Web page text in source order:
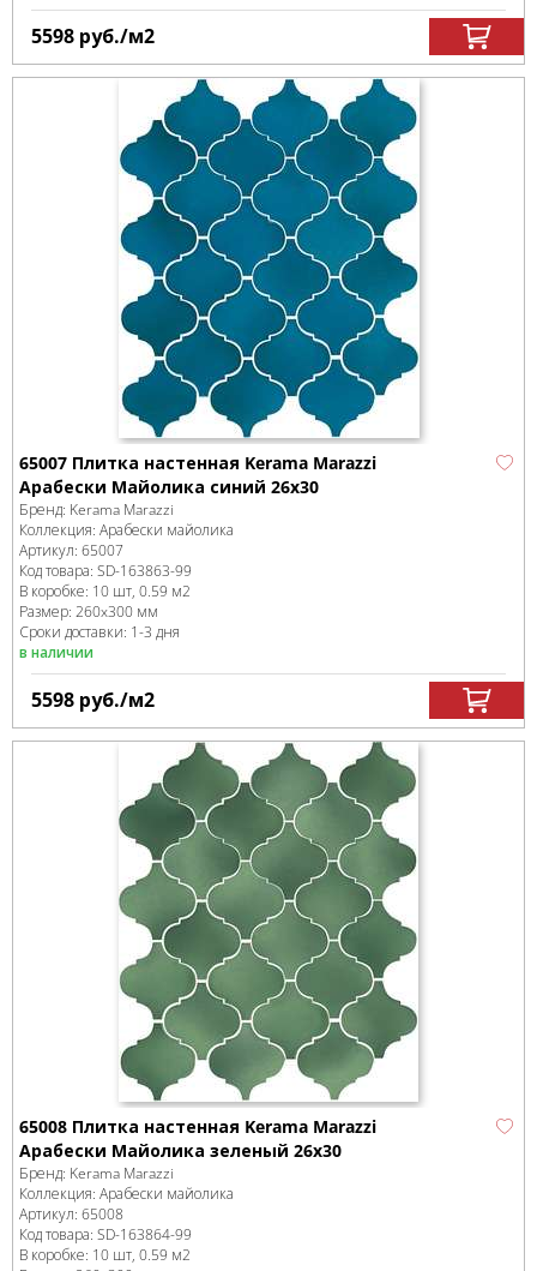
5598 руб./м2
65007 Плитка настенная Kerama Marazzi
Арабески Майолика синий 26x30
Бренд: Kerama Marazzi
Коллекция: Арабески майолика
Артикул: 65007
Код товара: SD-163863-99
В коробке: 10 шт, 0.59 м2
Размер: 260x300 мм
Сроки доставки: 1-3 дня
в наличии
5598 руб./м2
65008 Плитка настенная Kerama Marazzi
Арабески Майолика зеленый 26x30
Бренд: Kerama Marazzi
Коллекция: Арабески майолика
Артикул: 65008
Код товара: SD-163864-99
В коробке: 10 шт, 0.59 м2